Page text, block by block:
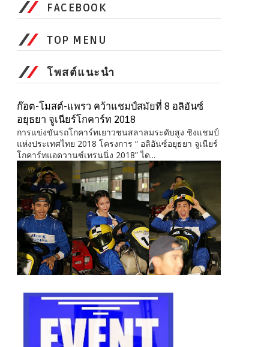
FACEBOOK
TOP MENU
โพสต์แนะนำ
ก๊อต-โมสต์-แพรว คว้าแชมป์สมัยที่ 8 อลิอันซ์
อยุธยา จูเนียร์โกคาร์ท 2018
การแข่งขันรถโกคาร์ทเยาวชนสลาลมระดับสูง ชิงแชมป์
แห่งประเทศไทย 2018 โครงการ “ อลิอันซ์อยุธยา จูเนียร์
โกคาร์ทแอดวานซ์เทรนนิ่ง 2018” ได...